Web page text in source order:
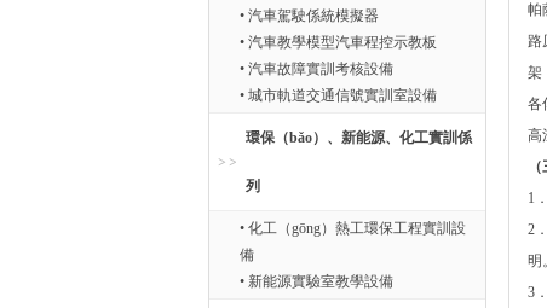
• 汽車駕駛係統模擬器
• 汽車教學模型汽車程控示教板
• 汽車故障實訓考核設備
• 城市軌道交通信號實訓室設備
環保（bǎo）、新能源、化工實訓係
列
• 化工（gōng）熱工環保工程實訓設
備
• 新能源實驗室教學設備
帕
路
架
各
高
1
2
明。
3